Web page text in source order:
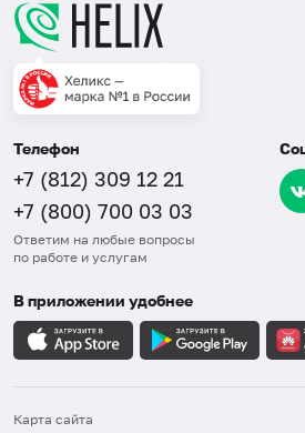
Телефон
+7 (812) 309 12 21
+7 (800) 700 03 03
Ответим на любые вопросы
по работе и услугам
В приложении удобнее
Карта сайта